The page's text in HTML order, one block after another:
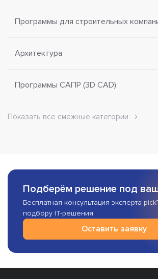
Программы для строительных
Архитектура
Программы САПР (3D CAD)
Показать все смежные категории
Подберём решение под
Бесплатная консультация эксперта
подбору IT-решения
Оставить заявку